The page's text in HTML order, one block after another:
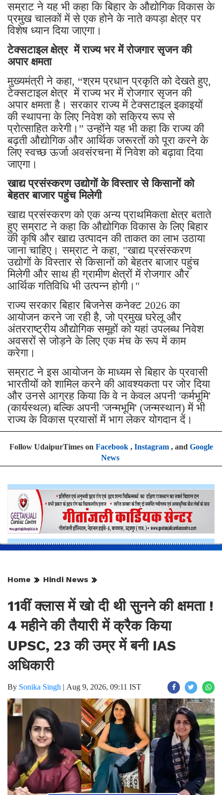
सम्राट ने यह भी कहा कि बिहार के औद्योगिक विकास के
प्रमुख चालकों में से एक होने के नाते कपड़ा क्षेत्र पर
विशेष ध्यान दिया जाएगा।
टेक्सटाइल क्षेत्र में राज्य भर में रोजगार सृजन की
अपार क्षमता
मुख्यमंत्री ने कहा, “श्रम प्रधान प्रकृति को देखते हुए,
टेक्सटाइल क्षेत्र में राज्य भर में रोजगार सृजन की
अपार क्षमता है। सरकार राज्य में टेक्सटाइल इकाइयों
की स्थापना के लिए निवेश को सक्रिय रूप से
प्रोत्साहित करेगी।” उन्होंने यह भी कहा कि राज्य की
बढ़ती औद्योगिक और आर्थिक जरूरतों को पूरा करने के
लिए स्वच्छ ऊर्जा अवसंरचना में निवेश को बढ़ावा दिया
जाएगा।
खाद्य प्रसंस्करण उद्योगों के विस्तार से किसानों को
बेहतर बाजार पहुंच मिलेगी
खाद्य प्रसंस्करण को एक अन्य प्राथमिकता क्षेत्र बताते
हुए सम्राट ने कहा कि औद्योगिक विकास के लिए बिहार
की कृषि और खाद्य उत्पादन की ताकत का लाभ उठाया
जाना चाहिए। सम्राट ने कहा, "खाद्य प्रसंस्करण
उद्योगों के विस्तार से किसानों को बेहतर बाजार पहुंच
मिलेगी और साथ ही ग्रामीण क्षेत्रों में रोजगार और
आर्थिक गतिविधि भी उत्पन्न होगी।"
राज्य सरकार बिहार बिजनेस कनेक्ट 2026 का
आयोजन करने जा रही है, जो प्रमुख घरेलू और
अंतरराष्ट्रीय औद्योगिक समूहों को यहां उपलब्ध निवेश
अवसरों से जोड़ने के लिए एक मंच के रूप में काम
करेगा।
सम्राट ने इस आयोजन के माध्यम से बिहार के प्रवासी
भारतीयों को शामिल करने की आवश्यकता पर जोर दिया
और उनसे आग्रह किया कि वे न केवल अपनी 'कर्मभूमि'
(कार्यस्थल) बल्कि अपनी 'जन्मभूमि' (जन्मस्थान) में भी
राज्य के विकास प्रयासों में भाग लेकर योगदान दें।
Follow UdaipurTimes on Facebook, Instagram, and Google
News
Home Hindi News
11वीं क्लास में खो दी थी सुनने की क्षमता !
4 महीने की तैयारी में क्रैक किया
UPSC, 23 की उम्र में बनी IAS
अधिकारी
By Sonika Singh | Aug 9, 2026, 09:11 IST